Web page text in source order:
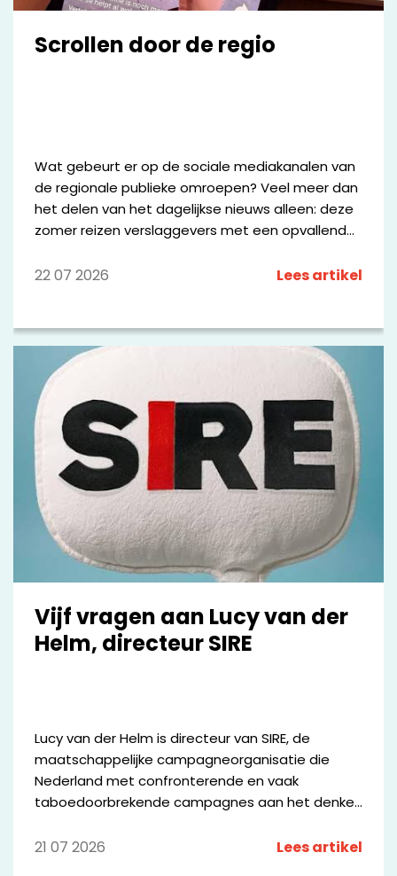
Scrollen door de regio
Wat gebeurt er op de sociale mediakanalen van
de regionale publieke omroepen? Veel meer dan
het delen van het dagelijkse nieuws alleen: deze
zomer reizen verslaggevers met een opvallende
beoordeeld alsof het sterrenrestaurants zijn en
wat de omroepen online maken.
22 07 2026 Lees artikel
Vijf vragen aan Lucy van der
Helm, directeur SIRE
Lucy van der Helm is directeur van SIRE, de
maatschappelijke campagneorganisatie die
Nederland met confronterende en vaak
taboedoorbrekende campagnes aan het denken
breed netwerk van media-, communicatie-,
21 07 2026 Lees artikel